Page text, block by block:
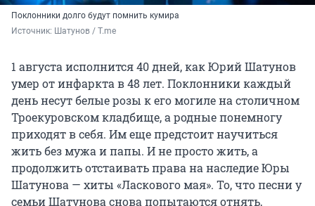
Поклонники долго будут помнить кумира
Источник: Шатунов / T.me
1 августа исполнится 40 дней, как Юрий Шатунов
умер от инфаркта в 48 лет. Поклонники каждый
день несут белые розы к его могиле на столичном
Троекуровском кладбище, а родные понемногу
приходят в себя. Им еще предстоит научиться
жить без мужа и папы. И не просто жить, а
продолжить отстаивать права на наследие Юры
Шатунова — хиты «Ласкового мая». То, что песни у
семьи Шатунова снова попытаются отнять,